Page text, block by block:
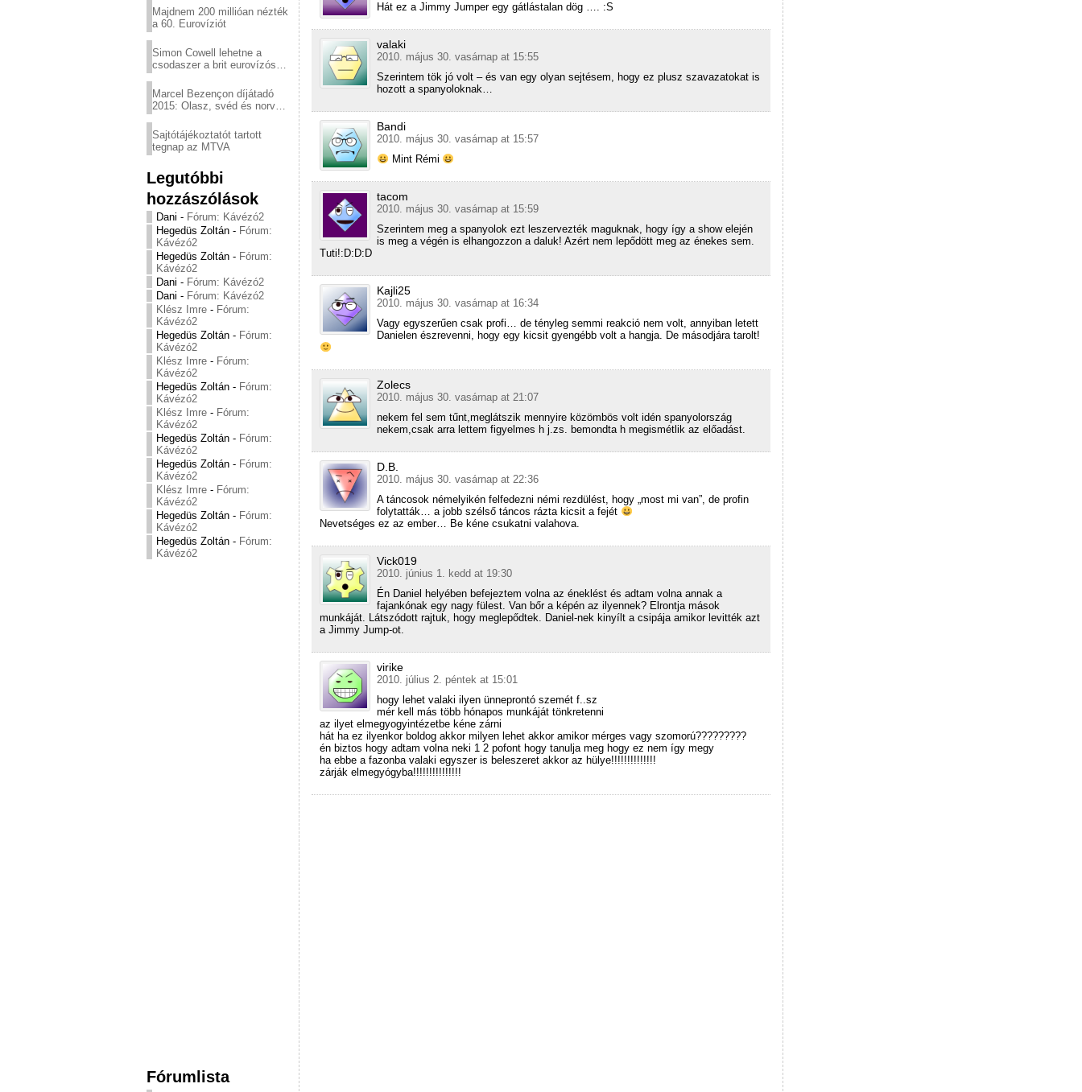
Majdnem 200 millióan nézték
a 60. Eurovíziót
Simon Cowell lehetne a
csodaszer a brit eurovízós
Marcel Bezençon díjátadó
2015: Olasz, svéd és norvég
Sajtótájékoztatót tartott
tegnap az MTVA
Legutóbbi
hozzászólások
Dani - Fórum: Kávézó2
Hegedüs Zoltán - Fórum:
Kávézó2
Hegedüs Zoltán - Fórum:
Kávézó2
Dani - Fórum: Kávézó2
Dani - Fórum: Kávézó2
Klész Imre - Fórum:
Kávézó2
Hegedüs Zoltán - Fórum:
Kávézó2
Klész Imre - Fórum:
Kávézó2
Hegedüs Zoltán - Fórum:
Kávézó2
Klész Imre - Fórum:
Kávézó2
Hegedüs Zoltán - Fórum:
Kávézó2
Hegedüs Zoltán - Fórum:
Kávézó2
Klész Imre - Fórum:
Kávézó2
Hegedüs Zoltán - Fórum:
Kávézó2
Hegedüs Zoltán - Fórum:
Kávézó2
Fórumlista
Hát ez a Jimmy Jumper egy gátlástalan dög …. :S
valaki
2010. május 30. vasárnap at 15:55
Szerintem tök jó volt – és van egy olyan sejtésem, hogy ez plusz szavazatokat is
hozott a spanyoloknak…
Bandi
2010. május 30. vasárnap at 15:57
Mint Rémi
tacom
2010. május 30. vasárnap at 15:59
Szerintem meg a spanyolok ezt leszervezték maguknak, hogy így a show elején
is meg a végén is elhangozzon a daluk! Azért nem lepődött meg az énekes sem.
Tuti!:D:D:D
Kajli25
2010. május 30. vasárnap at 16:34
Vagy egyszerűen csak profi… de tényleg semmi reakció nem volt, annyiban letett
Danielen észrevenni, hogy egy kicsit gyengébb volt a hangja. De másodjára tarolt!
Zolecs
2010. május 30. vasárnap at 21:07
nekem fel sem tűnt,meglátszik mennyire közömbös volt idén spanyolország
nekem,csak arra lettem figyelmes h j.zs. bemondta h megismétlik az előadást.
D.B.
2010. május 30. vasárnap at 22:36
A táncosok némelyikén felfedezni némi rezdülést, hogy „most mi van”, de profin
folytatták… a jobb szélső táncos rázta kicsit a fejét
Nevetséges ez az ember… Be kéne csukatni valahova.
Vick019
2010. június 1. kedd at 19:30
Én Daniel helyében befejeztem volna az éneklést és adtam volna annak a
fajankónak egy nagy fülest. Van bőr a képén az ilyennek? Elrontja mások
munkáját. Látszódott rajtuk, hogy meglepődtek. Daniel-nek kinyílt a csipája amikor levitték azt
a Jimmy Jump-ot.
virike
2010. július 2. péntek at 15:01
hogy lehet valaki ilyen ünneprontó szemét f..sz
mér kell más több hónapos munkáját tönkretenni
az ilyet elmegyogyintézetbe kéne zárni
hát ha ez ilyenkor boldog akkor milyen lehet akkor amikor mérges vagy szomorú?????????
én biztos hogy adtam volna neki 1 2 pofont hogy tanulja meg hogy ez nem így megy
ha ebbe a fazonba valaki egyszer is beleszeret akkor az hülye!!!!!!!!!!!!!!
zárják elmegyógyba!!!!!!!!!!!!!!!